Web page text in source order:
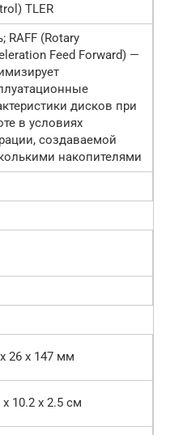
TLER
RAFF (Rotary
Feed Forward) —
дисков при
в условиях
создаваемой
накопителями
26 x 147 мм
x 10.2 x 2.5 см